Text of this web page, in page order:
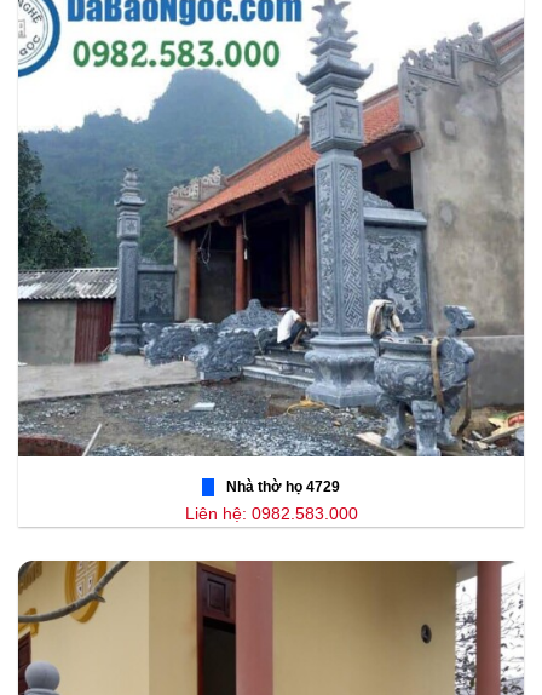
Nhà thờ họ 4729
Liên hệ: 0982.583.000